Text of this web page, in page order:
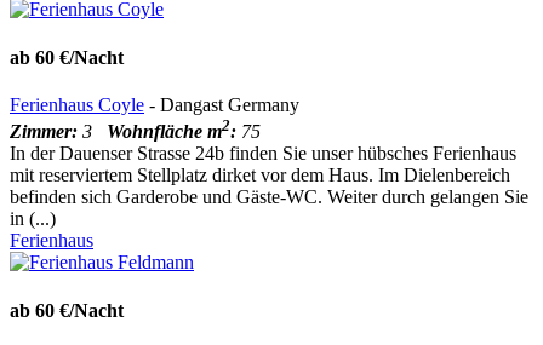
ab 60 €/Nacht
Ferienhaus Coyle - Dangast Germany
Zimmer: 3 Wohnfläche m2: 75
In der Dauenser Strasse 24b finden Sie unser hübsches Ferienhaus
mit reserviertem Stellplatz dirket vor dem Haus. Im Dielenbereich
befinden sich Garderobe und Gäste-WC. Weiter durch gelangen Sie
in (...)
Ferienhaus
ab 60 €/Nacht